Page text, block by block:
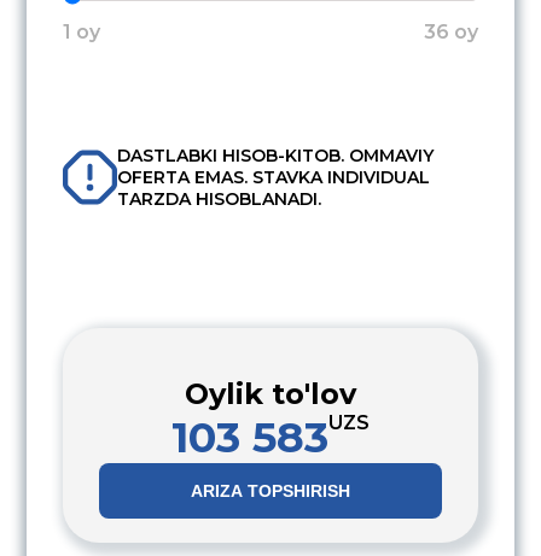
1 oy 36 oy
DASTLABKI HISOB-KITOB. OMMAVIY
OFERTA EMAS. STAVKA INDIVIDUAL
TARZDA HISOBLANADI.
Oylik to'lov
103 583UZS
ARIZA TOPSHIRISH